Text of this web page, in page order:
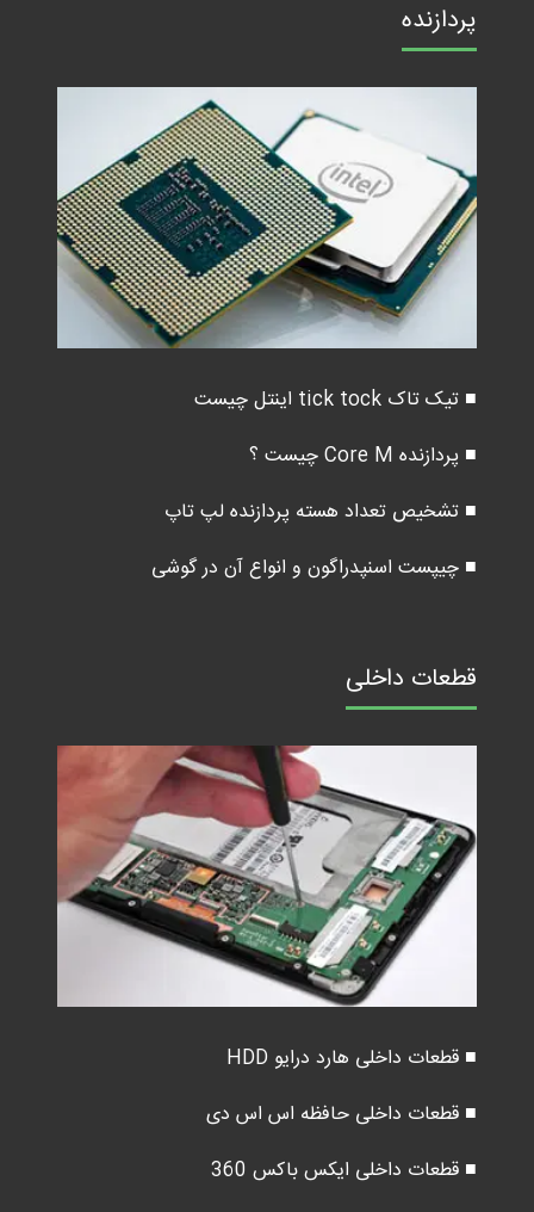
پردازنده
■ تیک تاک tick tock اینتل چیست
■ پردازنده Core M چیست ؟
■ تشخیص تعداد هسته پردازنده لپ تاپ
■ چیپست اسنپدراگون و انواع آن در گوشی
قطعات داخلی
■ قطعات داخلی هارد درایو HDD
■ قطعات داخلی حافظه اس اس دی
■ قطعات داخلی ایکس باکس 360